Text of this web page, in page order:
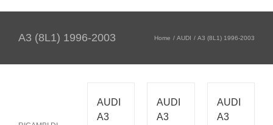
A3 (8L1) 1996-2003 Home AUDI A3 (8L1) 1996-2003
AUDI
A3
AUDI
A3
AUDI
A3